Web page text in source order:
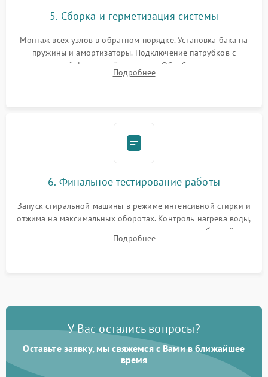
5. Сборка и герметизация системы
Монтаж всех узлов в обратном порядке. Установка бака на
пружины и амортизаторы. Подключение патрубков с
надежной фиксацией хомутами. Обработка стыков
герметиком для предотвращения возможных протечек воды.
Подробнее
6. Финальное тестирование работы
Запуск стиральной машины в режиме интенсивной стирки и
отжима на максимальных оборотах. Контроль нагрева воды,
корректности слива, отсутствия излишних вибраций,
посторонних стуков и протечек под корпусом.
Подробнее
У Вас остались вопросы?
Оставьте заявку, мы свяжемся с Вами в ближайшее
время